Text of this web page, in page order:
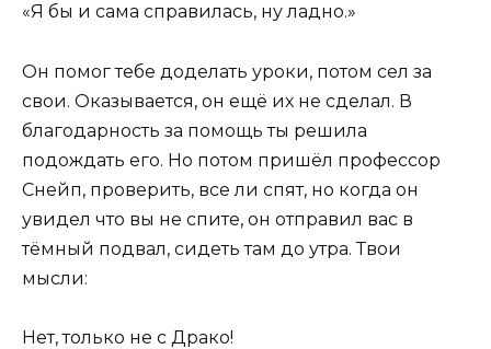
«Я бы и сама справилась, ну ладно.»
Он помог тебе доделать уроки, потом сел за
свои. Оказывается, он ещё их не сделал. В
благодарность за помощь ты решила
подождать его. Но потом пришёл профессор
Снейп, проверить, все ли спят, но когда он
увидел что вы не спите, он отправил вас в
тёмный подвал, сидеть там до утра. Твои
мысли:
Нет, только не с Драко!